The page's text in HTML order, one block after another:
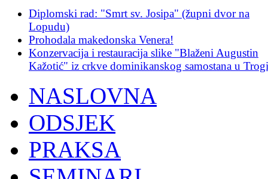
Diplomski rad: "Smrt sv. Josipa" (župni dvor na
Lopudu)
Prohodala makedonska Venera!
Konzervacija i restauracija slike "Blaženi Augustin
Kažotić" iz crkve dominikanskog samostana u
NASLOVNA
ODSJEK
PRAKSA